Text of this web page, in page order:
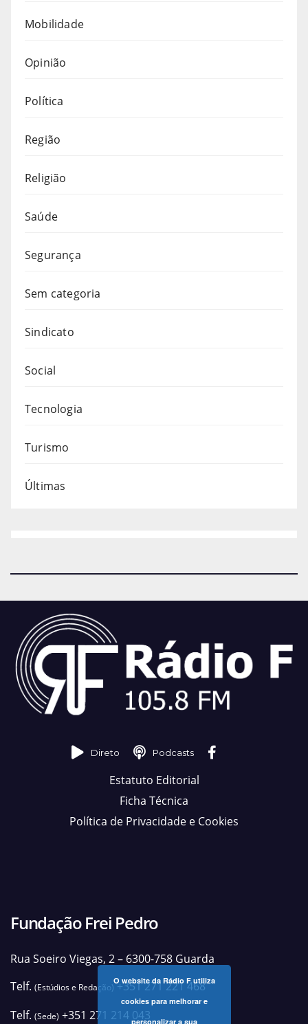
Mobilidade
Opinião
Política
Região
Religião
Saúde
Segurança
Sem categoria
Sindicato
Social
Tecnologia
Turismo
Últimas
Direto Podcasts
Estatuto Editorial
Ficha Técnica
Política de Privacidade e Cookies
Fundação Frei Pedro
Rua Soeiro Viegas, 2 – 6300-758 Guarda
Telf. (Estúdios e Redação)+351 271 221 468
Telf. (Sede) +351 271 214 043
O website da Rádio F utiliza
cookies para melhorar e
personalizar a sua